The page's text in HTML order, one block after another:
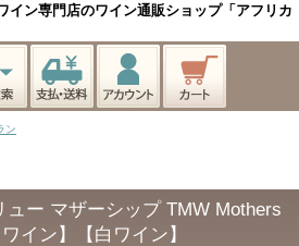
イン専門店のワイン通販ショップ「アフリカ
ン
ュー マザーシップ TMW Mothers
イン】【白ワイン】